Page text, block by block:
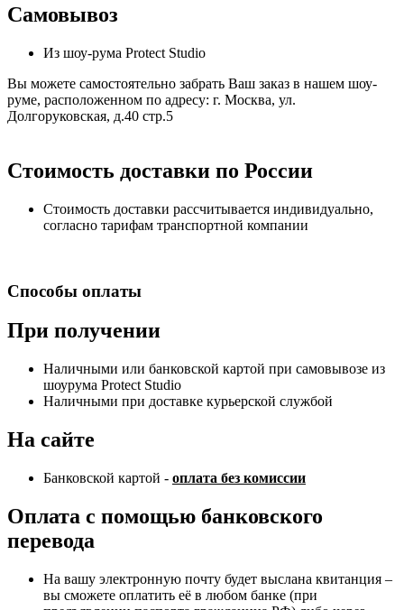
Самовывоз
Из шоу-рума Protect Studio
Вы можете самостоятельно забрать Ваш заказ в нашем шоу-
руме, расположенном по адресу: г. Москва, ул.
Долгоруковская, д.40 стр.5
Стоимость доставки по России
Стоимость доставки рассчитывается индивидуально,
согласно тарифам транспортной компании
Способы оплаты
При получении
Наличными или банковской картой при самовывозе из
шоурума Protect Studio
Наличными при доставке курьерской службой
На сайте
Банковской картой - оплата без комиссии
Оплата с помощью банковского
перевода
На вашу электронную почту будет выслана квитанция –
вы сможете оплатить её в любом банке (при